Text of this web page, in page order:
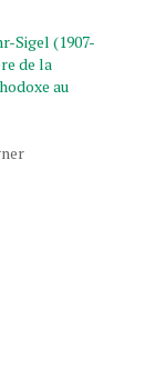
Sigel (1907-
de la
au